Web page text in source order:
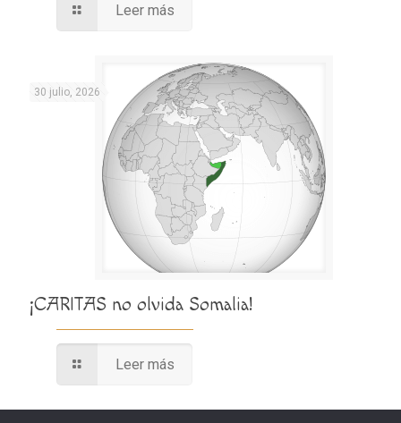
Leer más
30 julio, 2026
¡CARITAS no olvida Somalia!
Leer más